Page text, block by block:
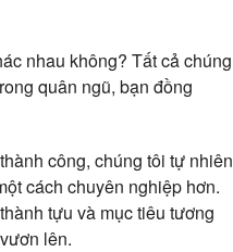
nhau không? Tất cả chúng
quân ngũ, bạn đồng
công, chúng tôi tự nhiên
cách chuyên nghiệp hơn.
tựu và mục tiêu tương
lên.